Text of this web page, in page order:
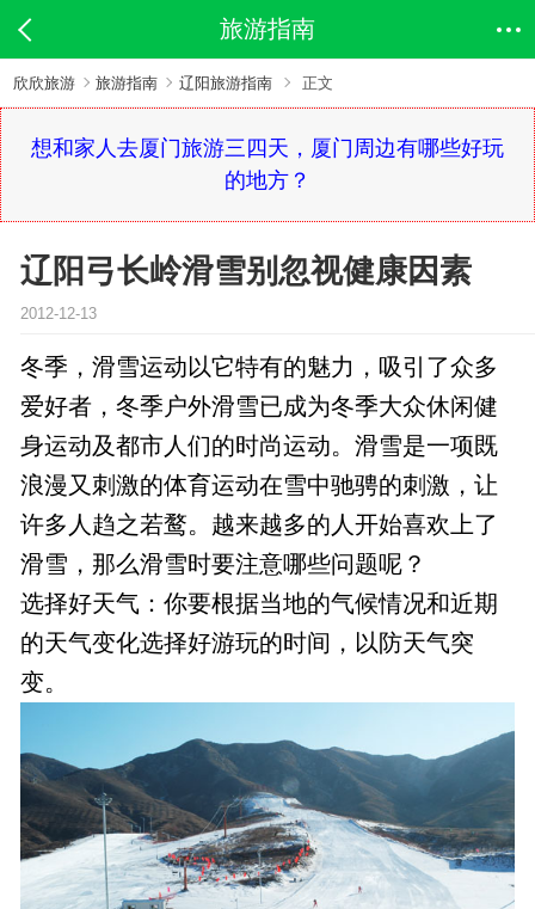
旅游指南
欣欣旅游 旅游指南 辽阳旅游指南 正文
想和家人去厦门旅游三四天，厦门周边有哪些好玩
的地方？
辽阳弓长岭滑雪别忽视健康因素
2012-12-13
冬季，滑雪运动以它特有的魅力，吸引了众多
爱好者，冬季户外滑雪已成为冬季大众休闲健
身运动及都市人们的时尚运动。滑雪是一项既
浪漫又刺激的体育运动在雪中驰骋的刺激，让
许多人趋之若鹜。越来越多的人开始喜欢上了
滑雪，那么滑雪时要注意哪些问题呢？
选择好天气：你要根据当地的气候情况和近期
的天气变化选择好游玩的时间，以防天气突
变。